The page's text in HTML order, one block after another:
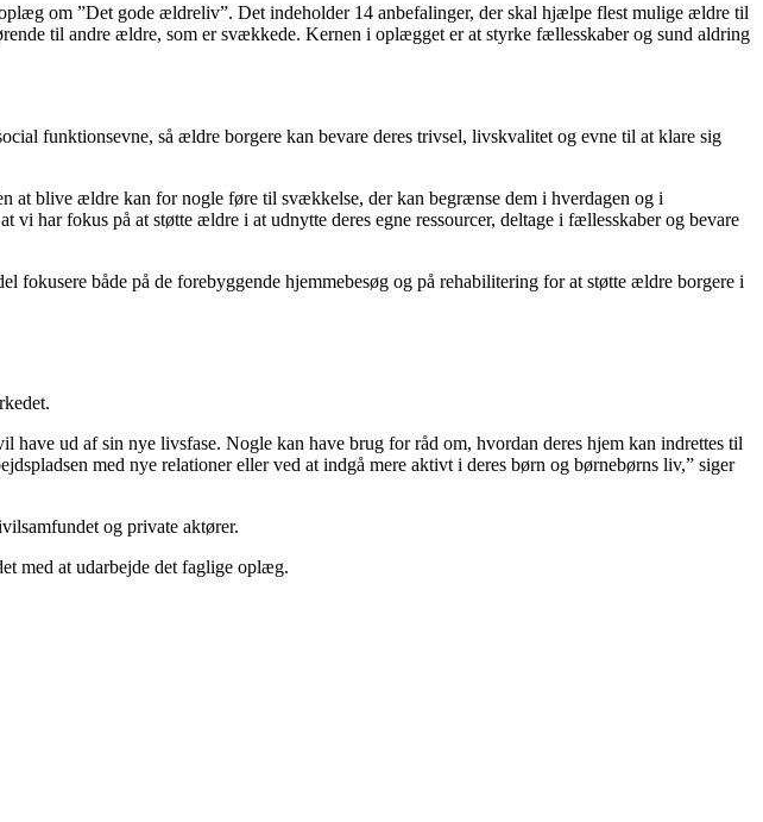
om ”Det gode ældreliv”. Det indeholder 14 anbefalinger, der skal hjælpe flest mulige ældre til
til andre ældre, som er svækkede. Kernen i oplægget er at styrke fællesskaber og sund aldring
funktionsevne, så ældre borgere kan bevare deres trivsel, livskvalitet og evne til at klare sig
at blive ældre kan for nogle føre til svækkelse, der kan begrænse dem i hverdagen og i
har fokus på at støtte ældre i at udnytte deres egne ressourcer, deltage i fællesskaber og bevare
både på de forebyggende hjemmebesøg og på rehabilitering for at støtte ældre borgere i
ud af sin nye livsfase. Nogle kan have brug for råd om, hvordan deres hjem kan indrettes til
med nye relationer eller ved at indgå mere aktivt i deres børn og børnebørns liv,” siger
og private aktører.
med at udarbejde det faglige oplæg.